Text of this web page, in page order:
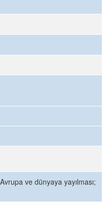
ve dünyaya yayılması;